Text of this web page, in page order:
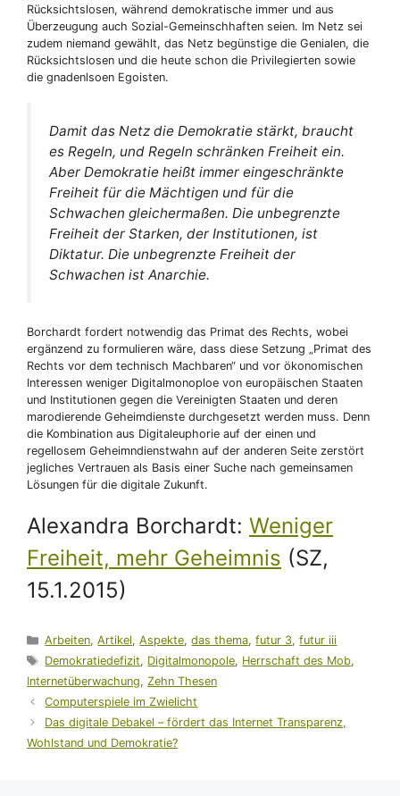
Rücksichtslosen, während demokratische immer und aus
Überzeugung auch Sozial-Gemeinschhaften seien. Im Netz sei
zudem niemand gewählt, das Netz begünstige die Genialen, die
Rücksichtslosen und die heute schon die Privilegierten sowie
die gnadenlsoen Egoisten.
Damit das Netz die Demokratie stärkt, braucht
es Regeln, und Regeln schränken Freiheit ein.
Aber Demokratie heißt immer eingeschränkte
Freiheit für die Mächtigen und für die
Schwachen gleichermaßen. Die unbegrenzte
Freiheit der Starken, der Institutionen, ist
Diktatur. Die unbegrenzte Freiheit der
Schwachen ist Anarchie.
Borchardt fordert notwendig das Primat des Rechts, wobei
ergänzend zu formulieren wäre, dass diese Setzung „Primat des
Rechts vor dem technisch Machbaren“ und vor ökonomischen
Interessen weniger Digitalmonoploe von europäischen Staaten
und Institutionen gegen die Vereinigten Staaten und deren
marodierende Geheimdienste durchgesetzt werden muss. Denn
die Kombination aus Digitaleuphorie auf der einen und
regellosem Geheimndienstwahn auf der anderen Seite zerstört
jegliches Vertrauen als Basis einer Suche nach gemeinsamen
Lösungen für die digitale Zukunft.
Alexandra Borchardt: Weniger
Freiheit, mehr Geheimnis (SZ,
15.1.2015)
Kategorien
Arbeiten,Artikel,Aspekte,das thema,futur 3,futur iii
Schlagwörter
Demokratiedefizit, Digitalmonopole, Herrschaft des Mob,
Internetüberwachung, Zehn Thesen
Computerspiele im Zwielicht
Das digitale Debakel – fördert das Internet Transparenz,
Wohlstand und Demokratie?